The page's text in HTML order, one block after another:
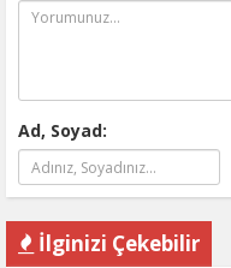
Ad, Soyad:
İlginizi Çekebilir